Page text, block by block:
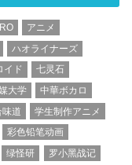
アニメ
ハオライナーズ
イド
七灵石
大学
中華ボカロ
味道
学生制作アニメ
彩色铅笔动画
绿怪研
罗小黑战记